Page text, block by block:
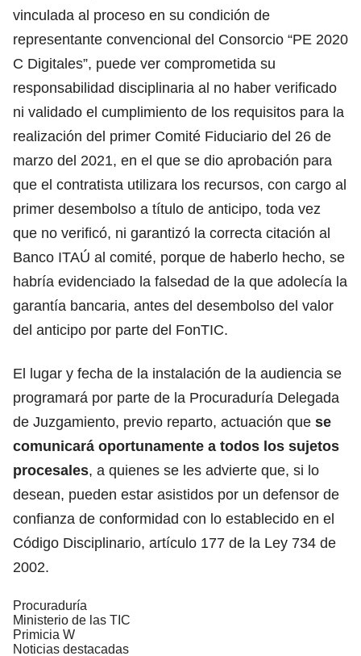
vinculada al proceso en su condición de
representante convencional del Consorcio “PE 2020
C Digitales”, puede ver comprometida su
responsabilidad disciplinaria al no haber verificado
ni validado el cumplimiento de los requisitos para la
realización del primer Comité Fiduciario del 26 de
marzo del 2021, en el que se dio aprobación para
que el contratista utilizara los recursos, con cargo al
primer desembolso a título de anticipo, toda vez
que no verificó, ni garantizó la correcta citación al
Banco ITAÚ al comité, porque de haberlo hecho, se
habría evidenciado la falsedad de la que adolecía la
garantía bancaria, antes del desembolso del valor
del anticipo por parte del FonTIC.
El lugar y fecha de la instalación de la audiencia se
programará por parte de la Procuraduría Delegada
de Juzgamiento, previo reparto, actuación que se
comunicará oportunamente a todos los sujetos
procesales, a quienes se les advierte que, si lo
desean, pueden estar asistidos por un defensor de
confianza de conformidad con lo establecido en el
Código Disciplinario, artículo 177 de la Ley 734 de
2002.
Procuraduría
Ministerio de las TIC
Primicia W
Noticias destacadas